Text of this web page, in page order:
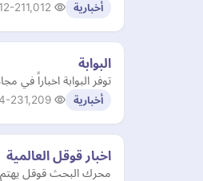
أخبارية 21
البوابة
توفر البوابة اخباراً في
أخبارية 23
اخبار قوقل العالمية
محرك البحث قوقل يهتم